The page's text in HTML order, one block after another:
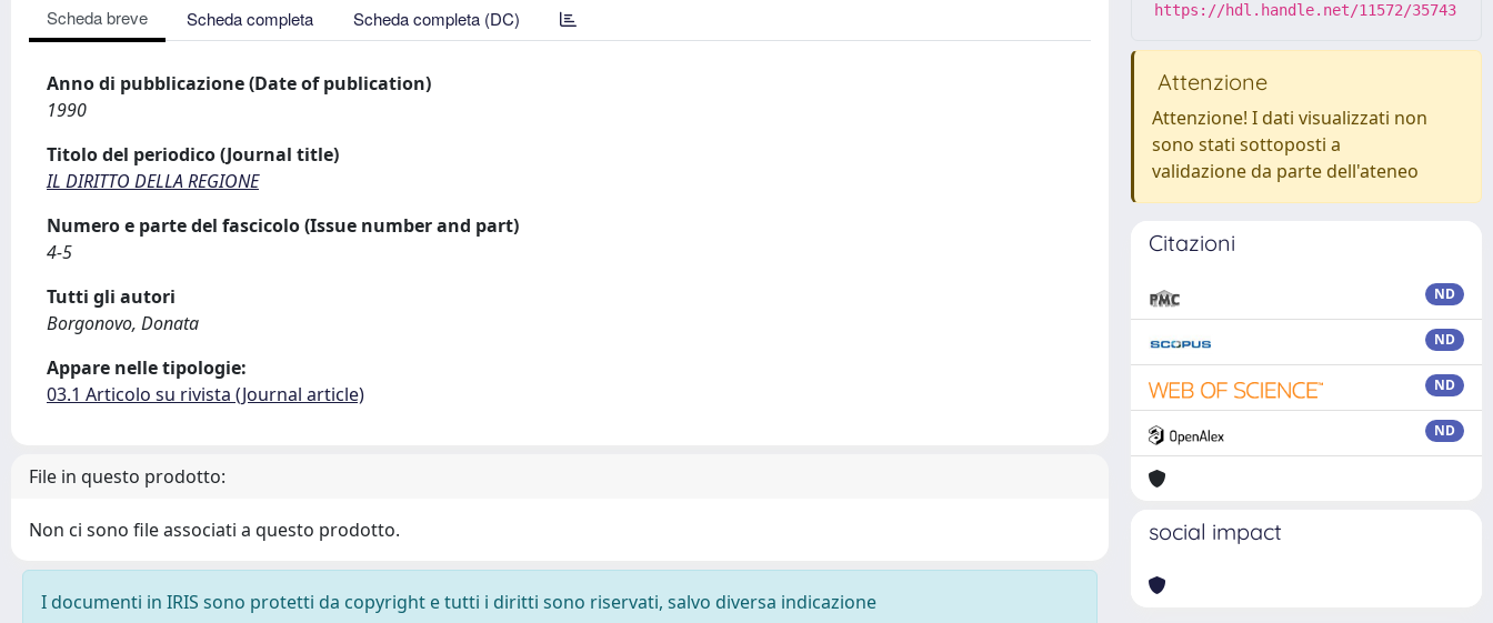
Scheda breve Scheda completa Scheda completa (DC)
Anno di pubblicazione (Date of publication)
1990
Titolo del periodico (Journal title)
IL DIRITTO DELLA REGIONE
Numero e parte del fascicolo (Issue number and part)
4-5
Tutti gli autori
Borgonovo, Donata
Appare nelle tipologie:
03.1 Articolo su rivista (Journal article)
File in questo prodotto:
Non ci sono file associati a questo prodotto.
I documenti in IRIS sono protetti da copyright e tutti i diritti sono riservati, salvo diversa indicazione
https://hdl.handle.net/11572/35743
Attenzione
Attenzione! I dati visualizzati non
sono stati sottoposti a
validazione da parte dell'ateneo
Citazioni
ND
ND
ND
ND
social impact